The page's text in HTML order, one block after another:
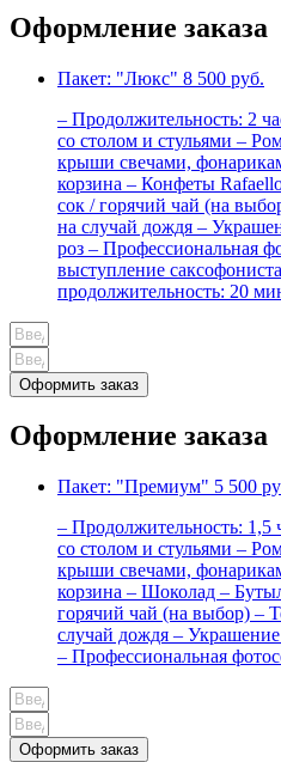
Оформление заказа
Пакет: "Люкс" 8 500 руб.
– Продолжительность: 2
со столом и стульями –
крыши свечами,
корзина – Конфеты
сок / горячий чай (на
на случай дождя –
роз – Профессиональная
выступление
продолжительность: 20
Оформить заказ
Оформление заказа
Пакет: "Премиум" 5 500
– Продолжительность: 1,5
со столом и стульями –
крыши свечами,
корзина – Шоколад –
горячий чай (на выбор) –
случай дождя –
– Профессиональная
Оформить заказ